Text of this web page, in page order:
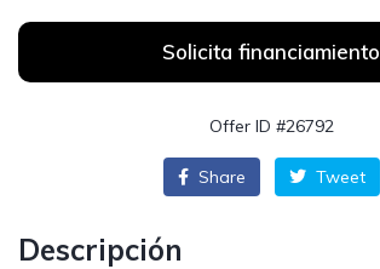
Solicita financiamiento
Offer ID #26792
Share Tweet
Descripción